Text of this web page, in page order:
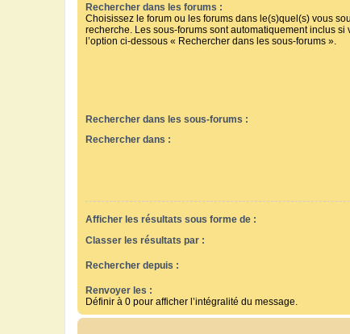
Rechercher dans les forums :
Choisissez le forum ou les forums dans le(s)quel(s) vous
recherche. Les sous-forums sont automatiquement inclus si
l’option ci-dessous « Rechercher dans les sous-forums ».
Rechercher dans les sous-forums :
Rechercher dans :
Afficher les résultats sous forme de :
Classer les résultats par :
Rechercher depuis :
Renvoyer les :
Définir à 0 pour afficher l’intégralité du message.